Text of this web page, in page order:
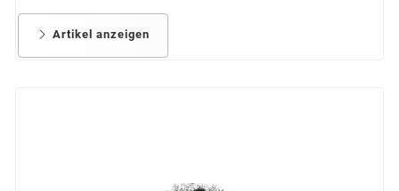
Artikel anzeigen